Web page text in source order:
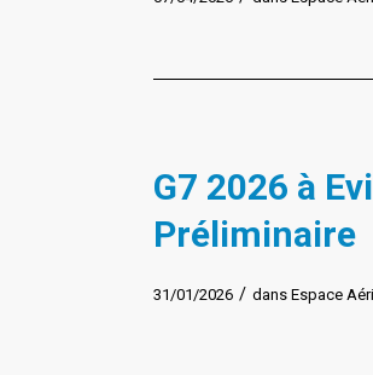
G7 2026 à
Préliminaire
31/01/2026 / dans Espace